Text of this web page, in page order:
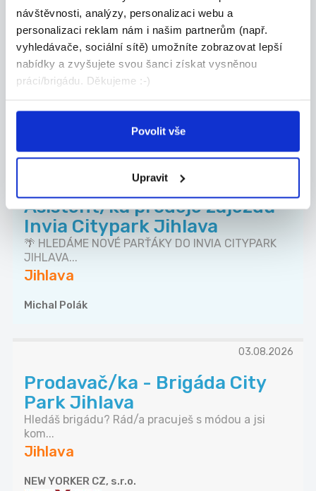
návštěvnosti, analýzy, personalizaci webu a
personalizaci reklam nám i našim partnerům (např.
vyhledávače, sociální sítě) umožníte zobrazovat lepší
nabídky a zvyšujete svou šanci získat vysněnou
práci/brigádu. Děkujeme :-)
Povolit vše
Upravit
Technik CCTV, EZS, EPS -
Montáž a servis systémů
Hledáme šikovného a zodpovědného Technika pro
mo...
Jihlava
Asistent/ka prodeje zájezdů
Invia Citypark Jihlava
🌴 HLEDÁME NOVÉ PARŤÁKY DO INVIA CITYPARK
JIHLAVA...
Jihlava
Michal Polák
03.08.2026
Prodavač/ka - Brigáda City
Park Jihlava
Hledáš brigádu? Rád/a pracuješ s módou a jsi
kom...
Jihlava
NEW YORKER CZ, s.r.o.